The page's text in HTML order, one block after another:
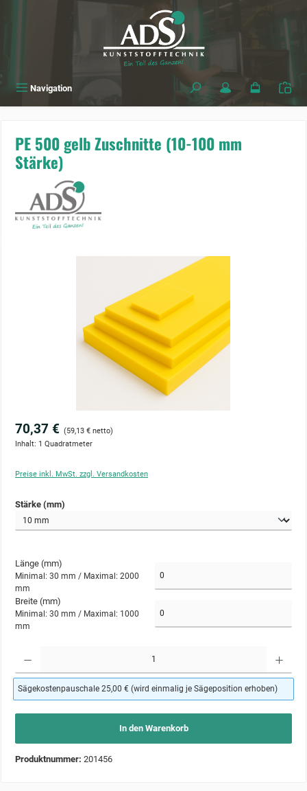
Navigation
PE 500 gelb Zuschnitte (10-100 mm
Stärke)
70,37 € (59,13 € netto)
Inhalt: 1 Quadratmeter
Preise inkl. MwSt. zzgl. Versandkosten
Stärke (mm)
Länge (mm)
Minimal: 30 mm / Maximal: 2000
mm
Breite (mm)
Minimal: 30 mm / Maximal: 1000
mm
Sägekostenpauschale 25,00 € (wird einmalig je Sägeposition erhoben)
In den Warenkorb
Produktnummer: 201456